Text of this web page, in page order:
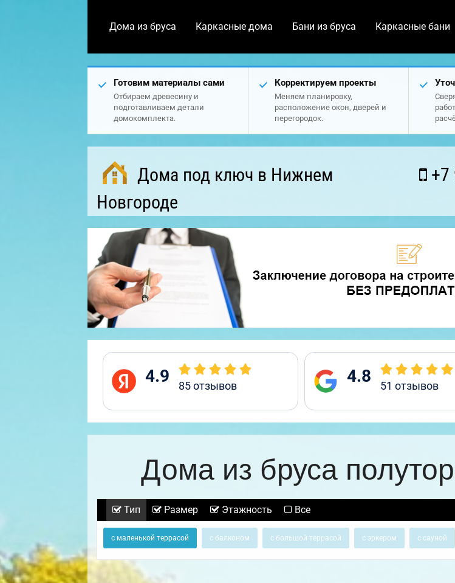
Дома из бруса Каркасные дома Бани из бруса Каркасные бани
Готовим материалы сами
Отбираем древесину и
подготавливаем детали
домокомплекта.
Корректируем проекты
Меняем планировку,
расположение окон, дверей и
перегородок.
Дома под ключ в Нижнем
Новгороде
+7
4.9 85отзывов 4.8 51 отзывов
Дома из бруса
Тип Размер Этажность Все
с маленькой террасой с балконом с большой террасой с эркером с сауной